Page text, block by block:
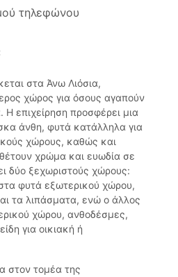
τηλεφώνου
στα Άνω Λιόσια,
χώρος για όσους αγαπούν
Η επιχείρηση προσφέρει μια
άνθη, φυτά κατάλληλα για
χώρους, καθώς και
χρώμα και ευωδία σε
δύο ξεχωριστούς χώρους:
φυτά εξωτερικού χώρου,
τα λιπάσματα, ενώ ο άλλος
χώρου, ανθοδέσμες,
για οικιακή ή
στον τομέα της